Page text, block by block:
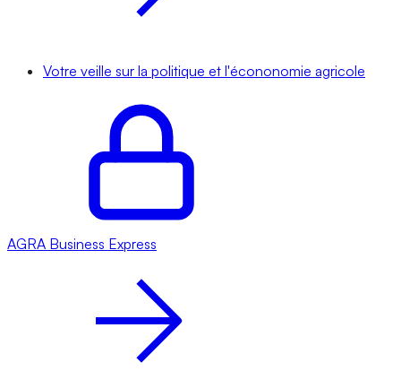
Votre veille sur la politique et l'écononomie agricole
AGRA Business Express